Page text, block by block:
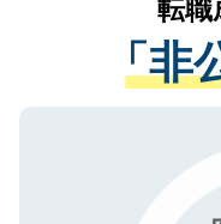
は、個人情
管理基準を
る、プライ
ご登録いた
で、機密保
経験をまじ
させていた
ない方には
ので、まず
転職
「非